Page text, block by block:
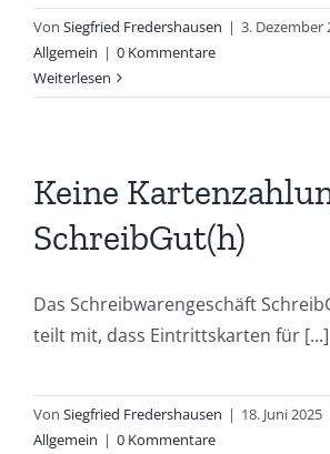
Von Siegfried Fredershausen | 3. Dezember
Allgemein | 0 Kommentare
Weiterlesen
Keine
SchreibGut(h)
Das Schreibwarengeschäft
teilt mit, dass Eintrittskarten für [...]
Von Siegfried Fredershausen | 18. Juni 2025
Allgemein | 0 Kommentare